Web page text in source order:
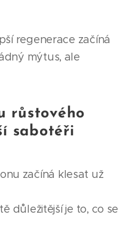
regenerace začíná
mýtus, ale
růstového
sabotéři
začíná klesat už
důležitější je to, co se